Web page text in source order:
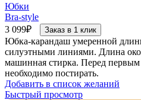
Юбки
Bra-style
3 099₽ Заказ в 1 клик
Юбка-карандаш умеренной
силуэтными линиями. Длина
машинная стирка. Перед первым
необходимо постирать.
Добавить в список желаний
Быстрый просмотр